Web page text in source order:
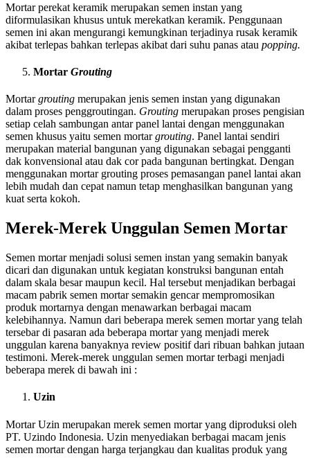
Mortar perekat keramik merupakan semen instan yang
diformulasikan khusus untuk merekatkan keramik. Penggunaan
semen ini akan mengurangi kemungkinan terjadinya rusak keramik
akibat terlepas bahkan terlepas akibat dari suhu panas atau popping.
Mortar Grouting
Mortargrouting merupakan jenis semen instan yang digunakan
dalam proses penggroutingan. Grouting merupakan proses pengisian
setiap celah sambungan antar panel lantai dengan menggunakan
semen khusus yaitu semen mortargrouting. Panel lantai sendiri
merupakan material bangunan yang digunakan sebagai pengganti
dak konvensional atau dak cor pada bangunan bertingkat. Dengan
menggunakan mortar grouting proses pemasangan panel lantai akan
lebih mudah dan cepat namun tetap menghasilkan bangunan yang
kuat serta kokoh.
Merek-Merek Unggulan Semen Mortar
Semen mortar menjadi solusi semen instan yang semakin banyak
dicari dan digunakan untuk kegiatan konstruksi bangunan entah
dalam skala besar maupun kecil. Hal tersebut menjadikan berbagai
macam pabrik semen mortar semakin gencar mempromosikan
produk mortarnya dengan menawarkan berbagai macam
kelebihannya. Namun dari beberapa merek semen mortar yang telah
tersebar di pasaran ada beberapa mortar yang menjadi merek
unggulan karena banyaknya review positif dari ribuan bahkan jutaan
testimoni. Merek-merek unggulan semen mortar terbagi menjadi
beberapa merek di bawah ini :
Uzin
Mortar Uzin merupakan merek semen mortar yang diproduksi oleh
PT. Uzindo Indonesia. Uzin menyediakan berbagai macam jenis
semen mortar dengan harga terjangkau dan kualitas produk yang